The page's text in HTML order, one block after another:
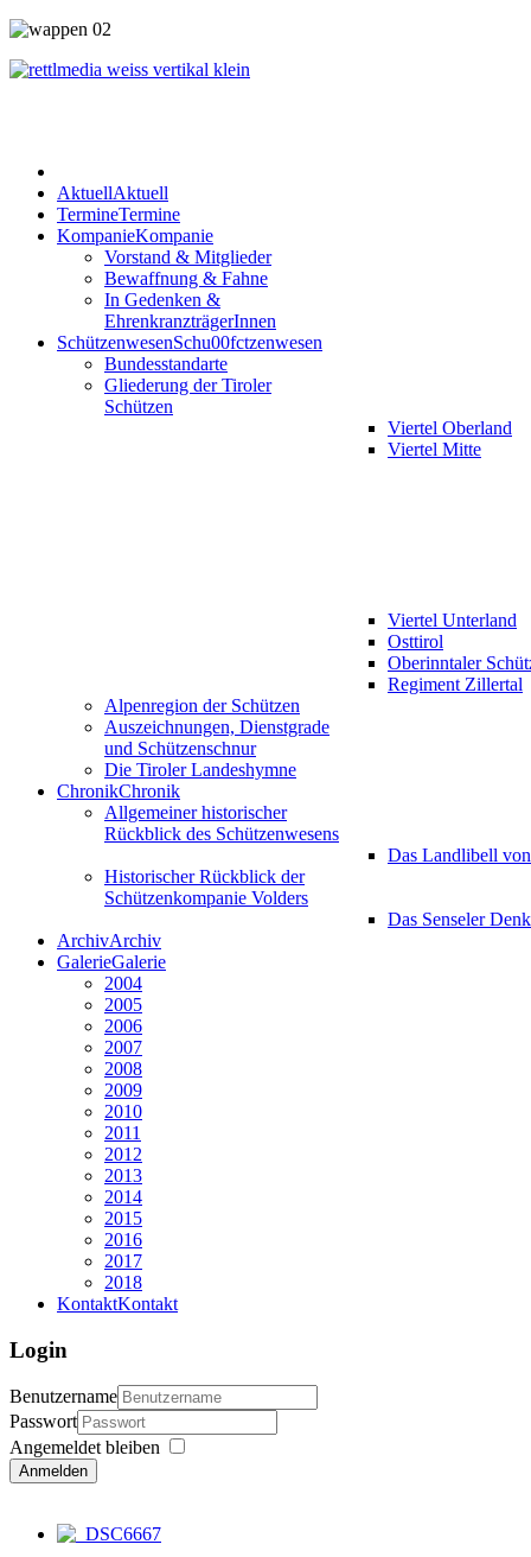
AktuellAktuell
TermineTermine
KompanieKompanie
Vorstand & Mitglieder
Bewaffnung & Fahne
In Gedenken &
EhrenkranzträgerInnen
SchützenwesenSchu00fctzenwesen
Bundesstandarte
Gliederung der Tiroler
Schützen
Viertel Oberland
Viertel Mitte
Viertel Unterland
Osttirol
Oberinntaler
Regiment Zillertal
Alpenregion der Schützen
Auszeichnungen, Dienstgrade
und Schützenschnur
Die Tiroler Landeshymne
ChronikChronik
Allgemeiner historischer
Rückblick des Schützenwesens
Das Landlibell
Historischer Rückblick der
Schützenkompanie Volders
Das Senseler
ArchivArchiv
GalerieGalerie
2004
2005
2006
2007
2008
2009
2010
2011
2012
2013
2014
2015
2016
2017
2018
KontaktKontakt
Login
Benutzername
Passwort
Angemeldet bleiben
Anmelden